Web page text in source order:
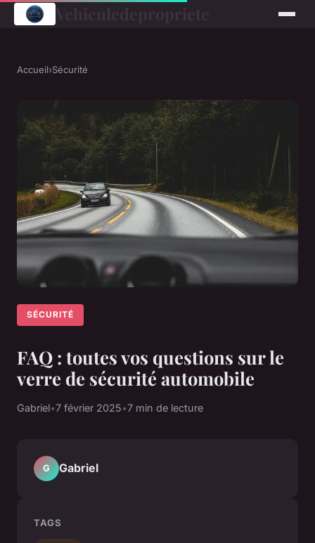
Vehiculedepropriete
Accueil›Sécurité
SÉCURITÉ
FAQ : toutes vos questions sur le
verre de sécurité automobile
Gabriel•7 février 2025•7 min de lecture
G Gabriel
TAGS